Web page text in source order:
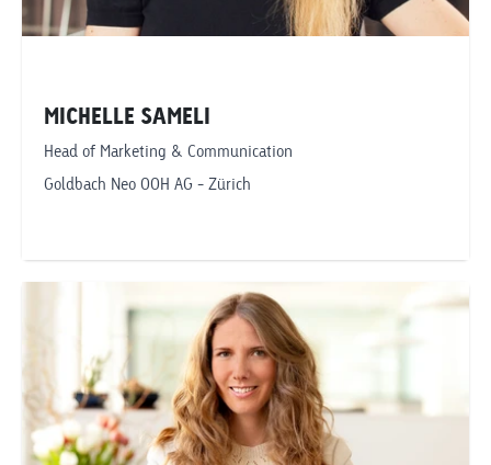
MICHELLE SAMELI
Head of Marketing & Communication
Goldbach Neo OOH AG - Zürich
michelle.sameli@goldbachneo.com
Goldbach Neo OOH AG
Zürich